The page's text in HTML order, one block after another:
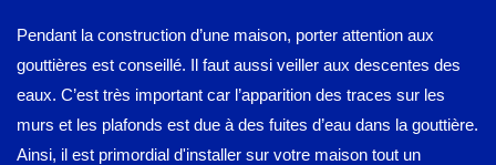
Pendant la construction d’une maison, porter attention aux
gouttières est conseillé. Il faut aussi veiller aux descentes des
eaux. C’est très important car l’apparition des traces sur les
murs et les plafonds est due à des fuites d’eau dans la gouttière.
Ainsi, il est primordial d'installer sur votre maison tout un